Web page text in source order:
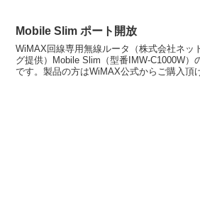
Mobile Slim ポート開放
WiMAX回線専用無線ルータ（株式会社ネッ
グ提供）Mobile Slim（型番IMW-C1000W）
です。製品の方はWiMAX公式からご購入頂